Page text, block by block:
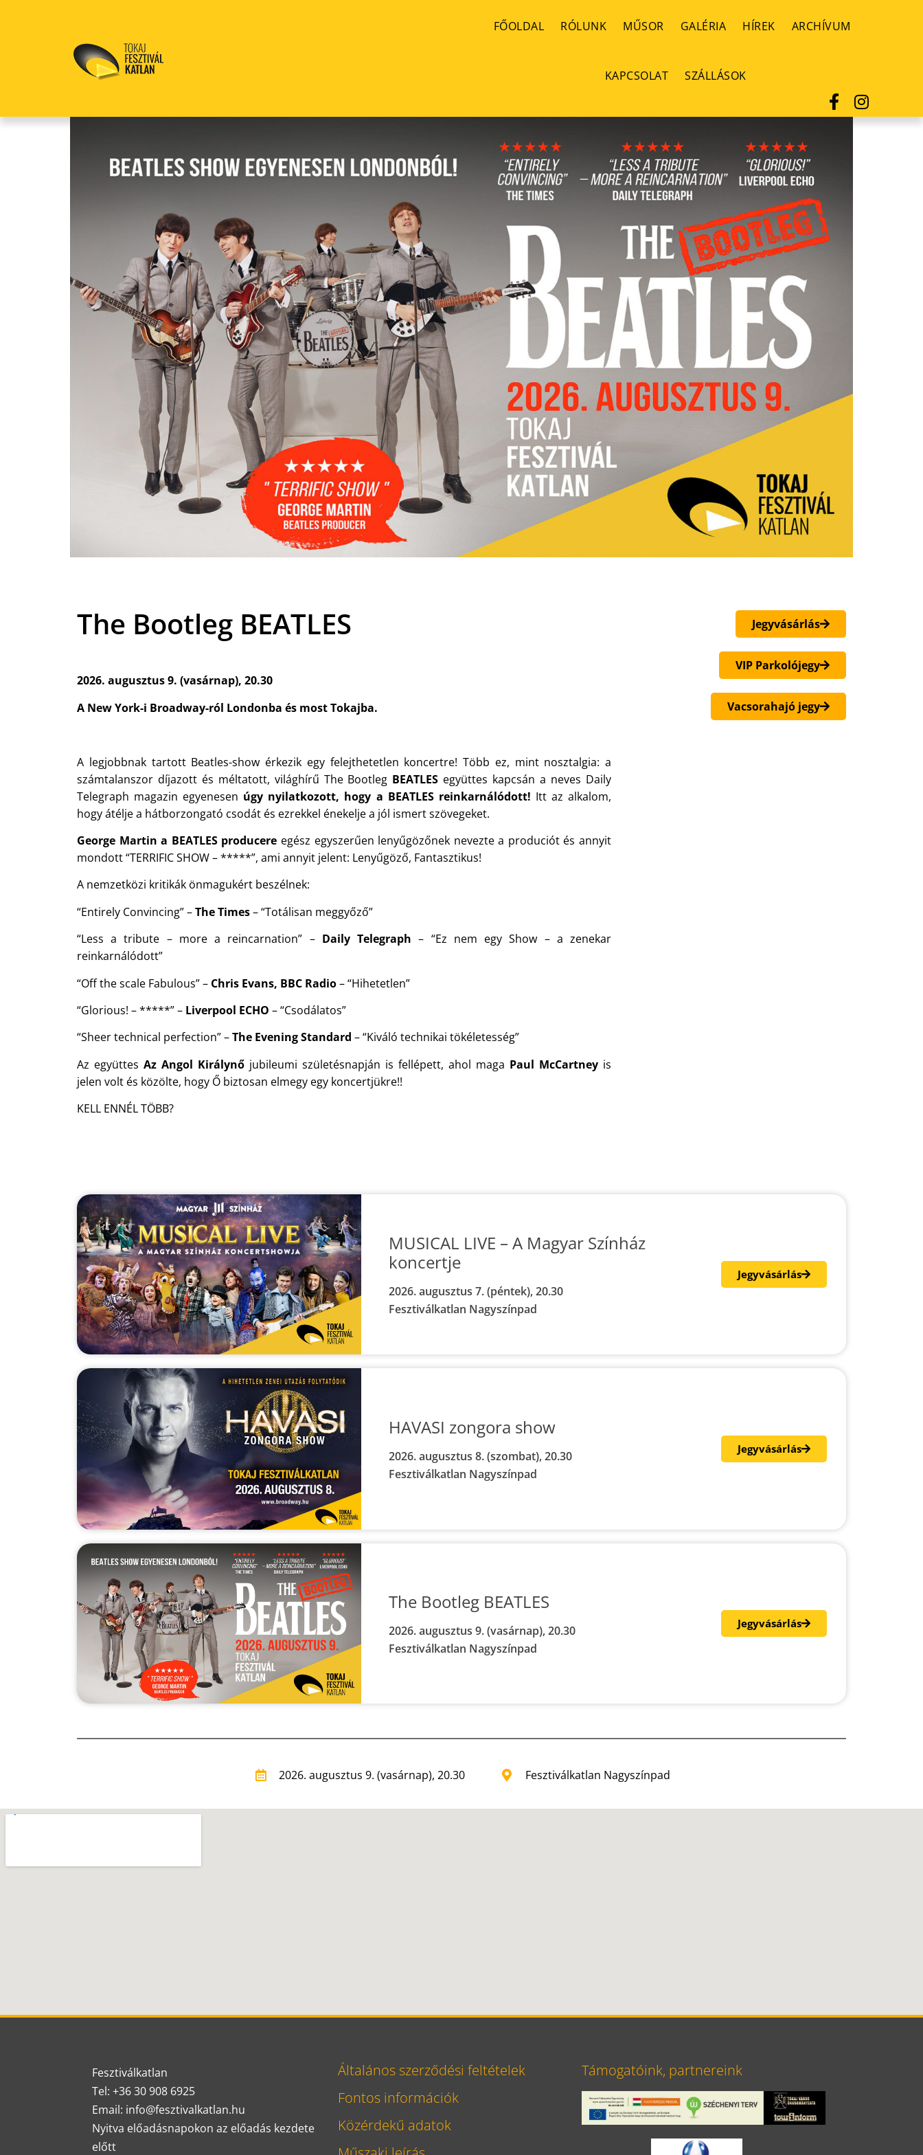
FŐOLDAL RÓLUNK MŰSOR GALÉRIA HÍREK ARCHÍVUM
KAPCSOLAT SZÁLLÁSOK
The Bootleg BEATLES
2026. augusztus 9. (vasárnap), 20.30
A New York-i Broadway-ról Londonba és most Tokajba.
A legjobbnak tartott Beatles-show érkezik egy felejthetetlen koncertre! Több ez, mint nosztalgia: a
számtalanszor díjazott és méltatott, világhírű The Bootleg BEATLES együttes kapcsán a neves Daily
Telegraph magazin egyenesen úgy nyilatkozott, hogy a BEATLES reinkarnálódott! Itt az alkalom,
hogy átélje a hátborzongató csodát és ezrekkel énekelje a jól ismert szövegeket.
George Martin a BEATLES producere egész egyszerűen lenyűgözőnek nevezte a produciót és annyit
mondott “TERRIFIC SHOW – *****”, ami annyit jelent: Lenyűgöző, Fantasztikus!
A nemzetközi kritikák önmagukért beszélnek:
“Entirely Convincing” –The Times– “Totálisan meggyőző”
“Less a tribute – more a reincarnation” – Daily Telegraph – “Ez nem egy Show – a zenekar
reinkarnálódott”
“Off the scale Fabulous” – Chris Evans, BBC Radio– “Hihetetlen”
“Glorious! – *****” – Liverpool ECHO – “Csodálatos”
“Sheer technical perfection” –The Evening Standard – “Kiváló technikai tökéletesség”
Az együttes Az Angol Királynő jubileumi születésnapján is fellépett, ahol maga Paul McCartney is
jelen volt és közölte, hogy Ő biztosan elmegy egy koncertjükre!!
KELL ENNÉL TÖBB?
Jegyvásárlás
VIP Parkolójegy
Vacsorahajó jegy
MUSICAL LIVE – A Magyar Színház
koncertje
2026. augusztus 7. (péntek), 20.30
Fesztiválkatlan Nagyszínpad
Jegyvásárlás
HAVASI zongora show
2026. augusztus 8. (szombat), 20.30
Fesztiválkatlan Nagyszínpad
Jegyvásárlás
The Bootleg BEATLES
2026. augusztus 9. (vasárnap), 20.30
Fesztiválkatlan Nagyszínpad
Jegyvásárlás
2026. augusztus 9. (vasárnap), 20.30 Fesztiválkatlan Nagyszínpad
Fesztiválkatlan
Tel: +36 30 908 6925
Email: info@fesztivalkatlan.hu
Nyitva előadásnapokon az előadás kezdete
előtt
Általános szerződési feltételek
Fontos információk
Közérdekű adatok
Támogatóink, partnereink